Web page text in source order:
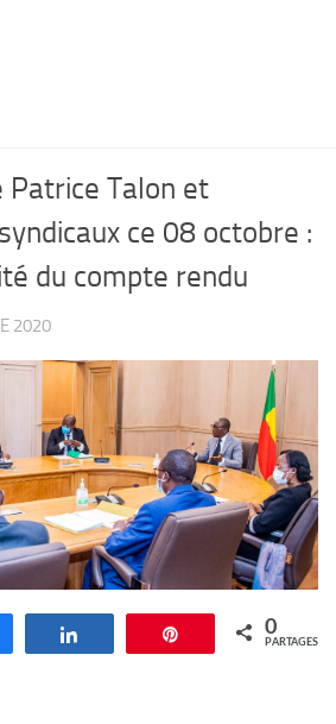
Patrice Talon et
ce 08 octobre :
du compte rendu
2020
Épingle 0
PARTAGES